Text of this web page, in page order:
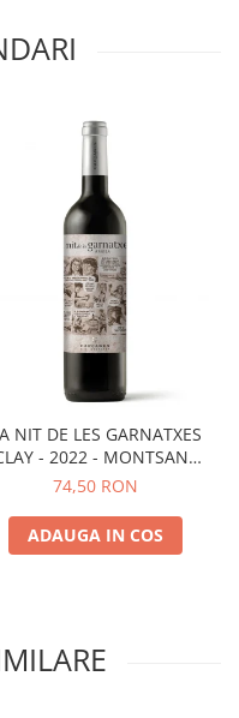
NIT DE LES GARNATXES
- 2022 - MONTSANT
D.O.
74,50 RON
ADAUGA IN COS